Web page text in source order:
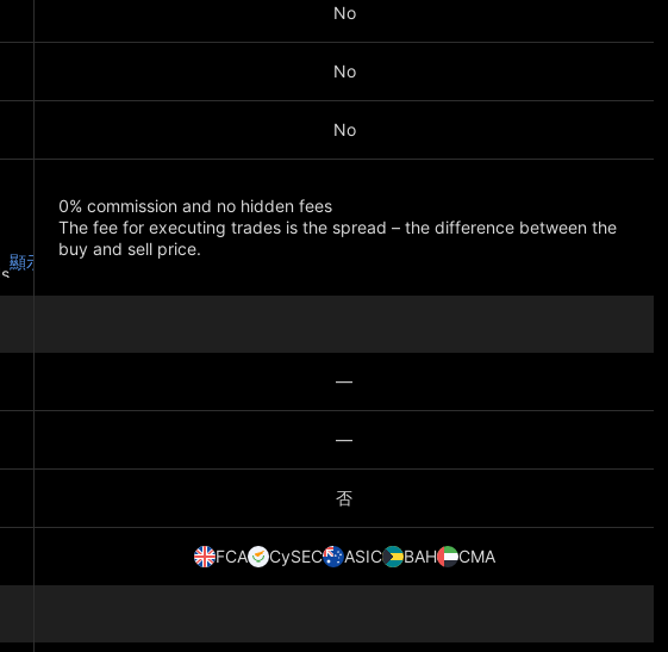
No
No
No
顯示更多
0% commission and no hidden fees
The fee for executing trades is the spread – the difference between the
buy and sell price.
—
—
否
FCA CySEC ASIC BAH CMA